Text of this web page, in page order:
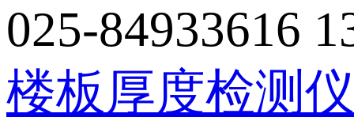
楼板厚度检测
025-84933616